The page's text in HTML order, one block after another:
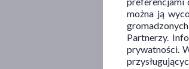
można ją
Partnerzy.
prywatności.